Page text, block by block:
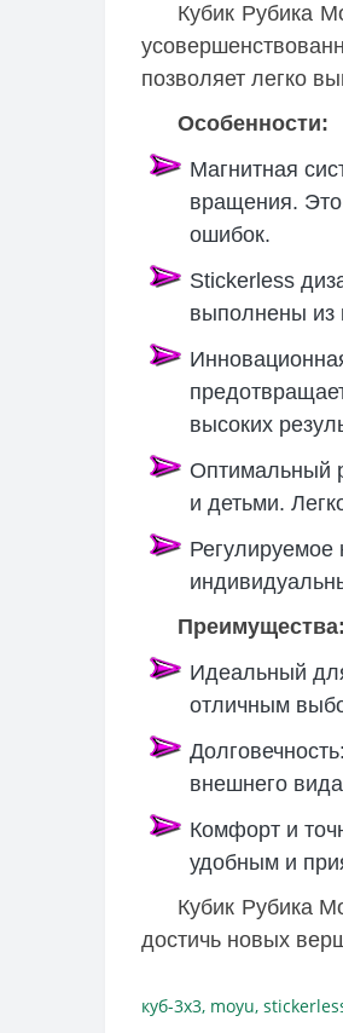
Кубик Рубика
позволяет легко
Особенности:
Магнитная
вращения.
ошибок.
Stickerless
выполнены из
высоких
Оптимальный
и детьми.
Регулируемое
Преимущества:
Идеальный
отличным
внешнего
Комфорт и
удобным и
Кубик Рубика
достичь новых
куб-3x3, moyu,